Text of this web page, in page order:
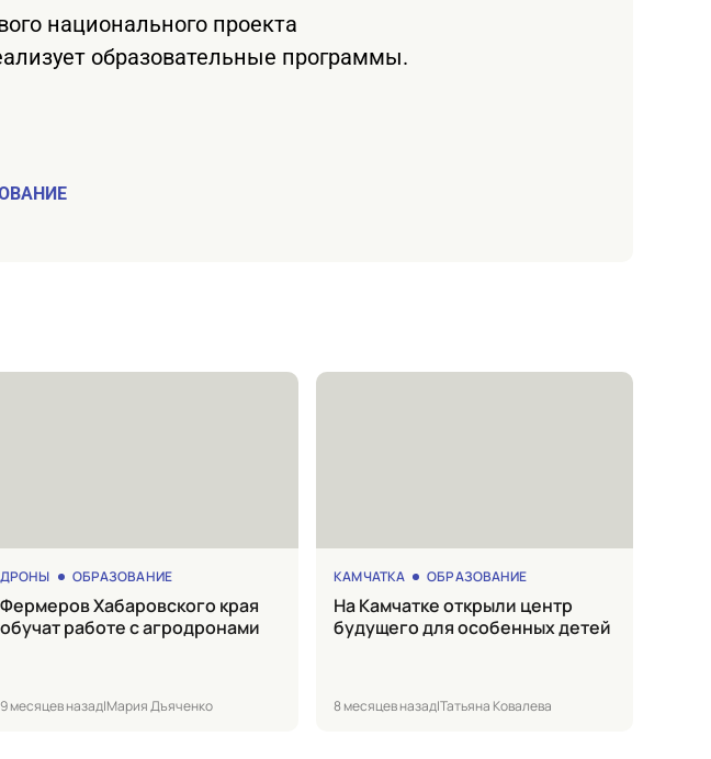
национального проекта
образовательные программы.
ДРОНЫ ОБРАЗОВАНИЕ
Фермеров Хабаровского края
обучат работе с агродронами
9 месяцев назад|Мария Дъяченко
КАМЧАТКА ОБРАЗОВАНИЕ
на Камчатке открыли центр
будущего для особенных детей
8 месяцев назад|Татьяна Ковалева